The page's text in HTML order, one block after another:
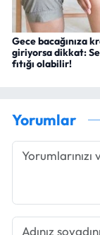
Gece bacağınıza
giriyorsa dikkat:
fıtığı olabilir!
Yorumlar